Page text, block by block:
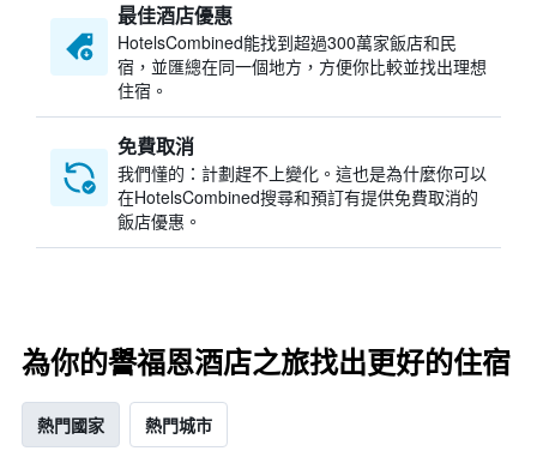
最佳酒店優惠
HotelsCombined​能找到超過300萬家飯店和民
宿，並匯總在同一個地方，方便你比較並找出理想
住宿。
免費取消
我們懂的：計劃趕不上變化。這也是為什麼你可以
在HotelsCombined搜尋和預訂有提供免費取消的
飯店優惠。
為你的譽福恩酒店之旅找出更好的住宿
熱門國家 熱門城市